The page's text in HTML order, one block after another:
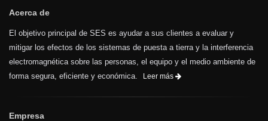
Acerca de
El objetivo principal de SES es ayudar a sus clientes a evaluar y
mitigar los efectos de los sistemas de puesta a tierra y la interferencia
electromagnética sobre las personas, el equipo y el medio ambiente de
forma segura, eficiente y económica.
Leer más
Empresa